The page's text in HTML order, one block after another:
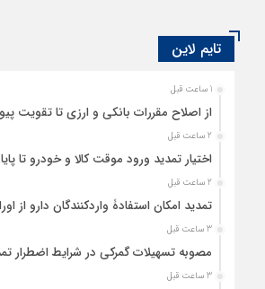
دانست.
تایم لاین
1 ساعت قبل
از اصلاح مقررات بانکی و ارزی تا تقویت
2 ساعت قبل
اختیار تمدید ورود موقت کالا و خودرو تا
2 ساعت قبل
تمدید امکان استفادۀ واردکنندگان دارو از
3 ساعت قبل
مصوبه تسهیلات گمرکی در شرایط اضطرار
3 ساعت قبل